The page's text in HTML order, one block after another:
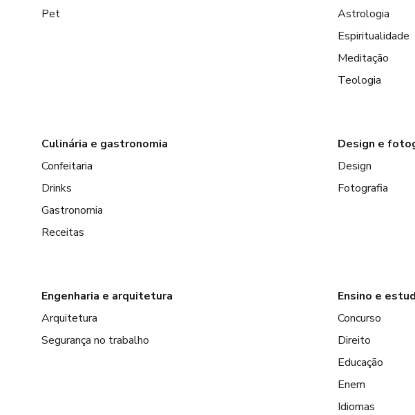
Pet
Astrologia
Espiritualidade
Meditação
Teologia
Culinária e gastronomia
Confeitaria
Drinks
Gastronomia
Receitas
Design e
Design
Fotografia
Engenharia e arquitetura
Arquitetura
Segurança no trabalho
Ensino e
Concurso
Direito
Educação
Enem
Idiomas